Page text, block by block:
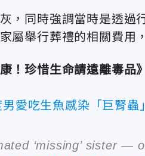
，同時強調當時是透過
屬舉行葬禮的相關費用
！珍惜生命請遠離毒品》
男愛吃生魚感染「巨腎
‘missing’ sister —